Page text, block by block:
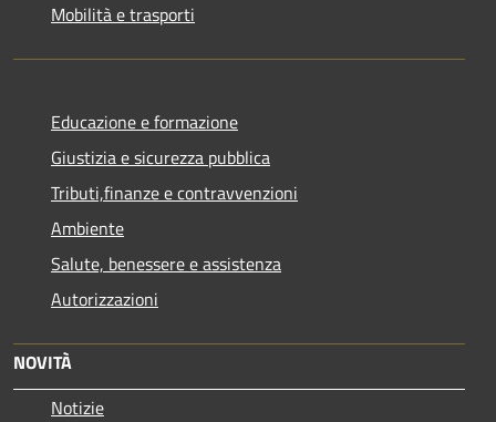
Mobilità e trasporti
Educazione e formazione
Giustizia e sicurezza pubblica
Tributi,finanze e contravvenzioni
Ambiente
Salute, benessere e assistenza
Autorizzazioni
NOVITÀ
Notizie